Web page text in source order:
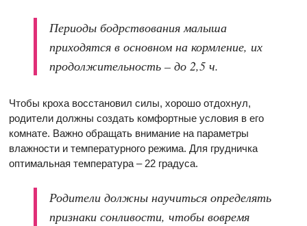
Периоды бодрствования малыша
приходятся в основном на кормление, их
продолжительность – до 2,5 ч.
Чтобы кроха восстановил силы, хорошо отдохнул,
родители должны создать комфортные условия в его
комнате. Важно обращать внимание на параметры
влажности и температурного режима. Для грудничка
оптимальная температура – 22 градуса.
Родители должны научиться определять
признаки сонливости, чтобы вовремя